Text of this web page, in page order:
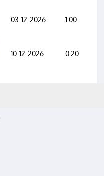
03-12-2026 1.00
10-12-2026 0.20